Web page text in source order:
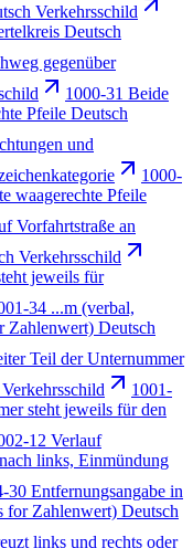
Verkehrsschild
Deutsch
gegenüber
1000-31 Beide
Pfeile Deutsch
und
1000-
waagerechte Pfeile
Vorfahrtstraße an
Verkehrsschild
jeweils für
34 ...m (verbal,
Zahlenwert) Deutsch
Teil der Unternummer
1001-
steht jeweils für den
12 Verlauf
links, Einmündung
30 Entfernungsangabe in
for Zahlenwert) Deutsch
links und rechts oder